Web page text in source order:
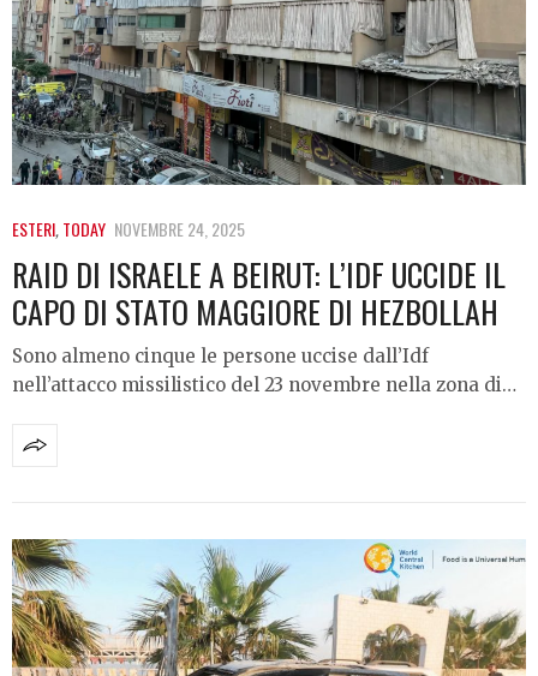
ESTERI,TODAY NOVEMBRE 24, 2025
RAID DI ISRAELE A BEIRUT: L’IDF UCCIDE IL
CAPO DI STATO MAGGIORE DI HEZBOLLAH
Sono almeno cinque le persone uccise dall’Idf
nell’attacco missilistico del 23 novembre nella zona di…